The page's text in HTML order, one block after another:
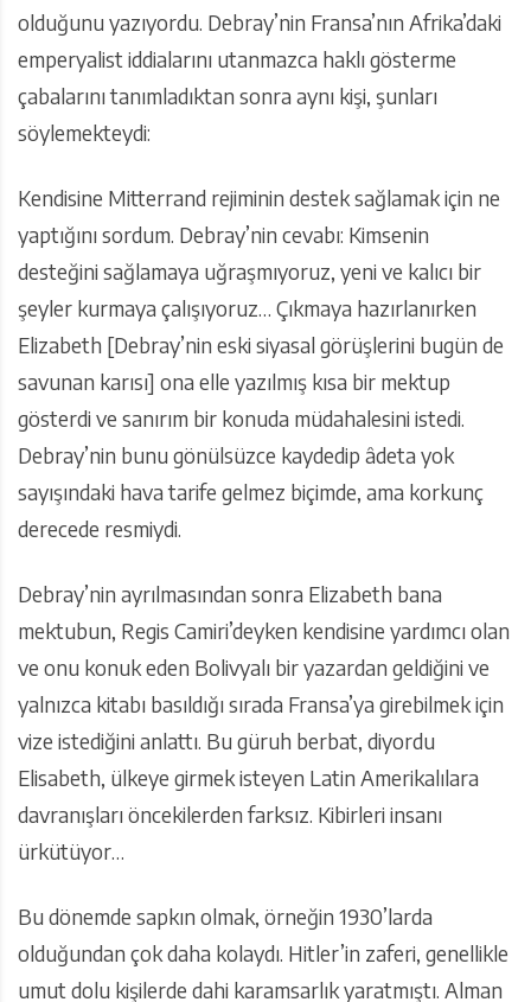
olduğunu yazıyordu. Debray’nin Fransa’nın Afrika’daki
emperyalist iddialarını utanmazca haklı gösterme
çabalarını tanımladıktan sonra aynı kişi, şunları
söylemekteydi:
Kendisine Mitterrand rejiminin destek sağlamak için ne
yaptığını sordum. Debray’nin cevabı: Kimsenin
desteğini sağlamaya uğraşmıyoruz, yeni ve kalıcı bir
şeyler kurmaya çalışıyoruz… Çıkmaya hazırlanırken
Elizabeth [Debray’nin eski siyasal görüşlerini bugün de
savunan karısı] ona elle yazılmış kısa bir mektup
gösterdi ve sanırım bir konuda müdahalesini istedi.
Debray’nin bunu gönülsüzce kaydedip âdeta yok
sayışındaki hava tarife gelmez biçimde, ama korkunç
derecede resmiydi.
Debray’nin ayrılmasından sonra Elizabeth bana
mektubun, Regis Camiri’deyken kendisine yardımcı olan
ve onu konuk eden Bolivyalı bir yazardan geldiğini ve
yalnızca kitabı basıldığı sırada Fransa’ya girebilmek için
vize istediğini anlattı. Bu güruh berbat, diyordu
Elisabeth, ülkeye girmek isteyen Latin Amerikalılara
davranışları öncekilerden farksız. Kibirleri insanı
ürkütüyor…
Bu dönemde sapkın olmak, örneğin 1930’larda
olduğundan çok daha kolaydı. Hitler’in zaferi, genellikle
umut dolu kişilerde dahi karamsarlık yaratmıştı. Alman